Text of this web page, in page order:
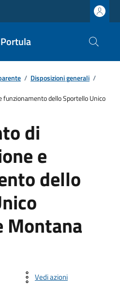
/ Disposizioni generali /
funzionamento dello Sportello Unico
di
e
dello
Montana
Vedi azioni